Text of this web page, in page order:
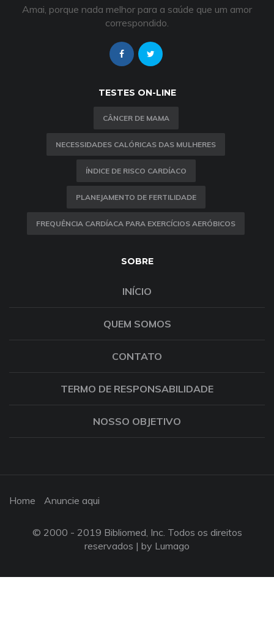
Amai, porque nada melhor para a saúde que um amor
correspondido.
TESTES ON-LINE
CÂNCER DE MAMA
NECESSIDADES CALÓRICAS DAS MULHERES
ÍNDICE DE RISCO CARDÍACO
PLANEJAMENTO DE FERTILIDADE
FREQUÊNCIA CARDÍACA PARA EXERCÍCIOS AERÓBICOS
SOBRE
INÍCIO
QUEM SOMOS
CONTATO
TERMO DE RESPONSABILIDADE
NOSSO OBJETIVO
Home Anuncie aqui
© 2000 - 2019 Bibliomed, Inc. Todos os direitos
reservados | by Lumago